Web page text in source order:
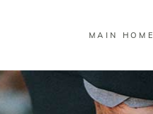
MAIN HOME